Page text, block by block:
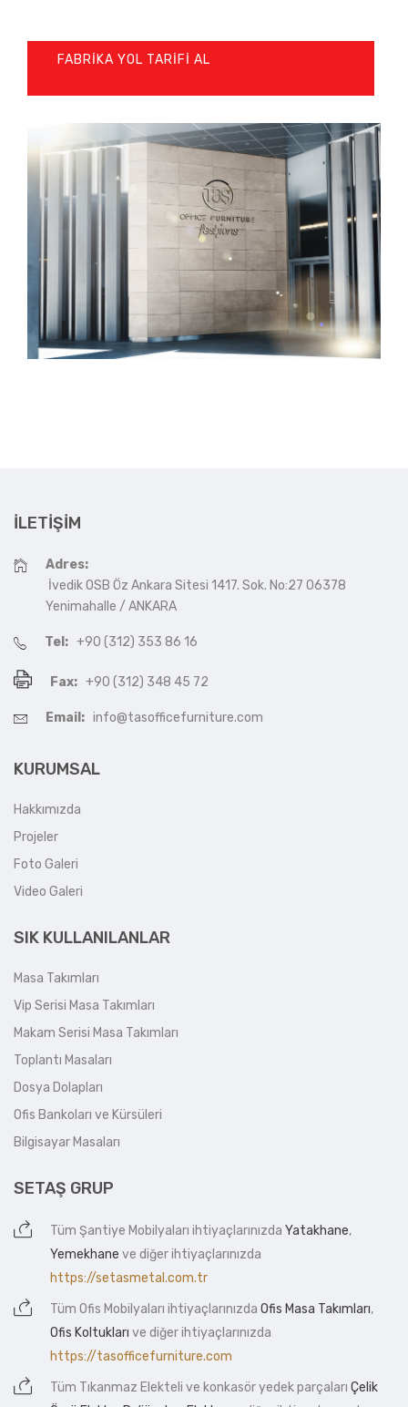
FABRIKA YOL TARIFI AL
İLETIŞIM
Adres:
İvedik OSB Öz Ankara Sitesi 1417. Sok. No:27 06378
Yenimahalle / ANKARA
Tel: +90 (312) 353 86 16
Fax: +90 (312) 348 45 72
Email: info@tasofficefurniture.com
KURUMSAL
Hakkımızda
Projeler
Foto Galeri
Video Galeri
SIK KULLANILANLAR
Masa Takımları
Vip Serisi Masa Takımları
Makam Serisi Masa Takımları
Toplantı Masaları
Dosya Dolapları
Ofis Bankoları ve Kürsüleri
Bilgisayar Masaları
SETAŞ GRUP
Tüm Şantiye Mobilyaları ihtiyaçlarınızda Yatakhane,
Yemekhane ve diğer ihtiyaçlarınızda
https://setasmetal.com.tr
Tüm Ofis Mobilyaları ihtiyaçlarınızda Ofis Masa Takımları,
Ofis Koltukları ve diğer ihtiyaçlarınızda
https://tasofficefurniture.com
Tüm Tıkanmaz Elekteli ve konkasör yedek parçaları Çelik